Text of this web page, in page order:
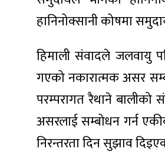
हानिनोक्सानी कोषमा
हिमाली संवादले जलवायु
गएको नकारात्मक असर
परम्परागत रैथाने बालीको
असरलाई सम्बोधन गर्न
निरन्तरता दिन सुझाव